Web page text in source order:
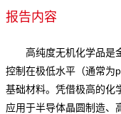
报告内容
高纯度无机化学品是
控制在极低水平（通常为
基础材料。凭借极高的化
应用于半导体晶圆制造、